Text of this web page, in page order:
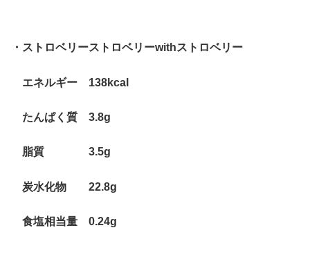
・ストロベリーストロベリーwithストロベリー
エネルギー 138kcal
たんぱく質 3.8g
脂質 3.5g
炭水化物 22.8g
食塩相当量 0.24g